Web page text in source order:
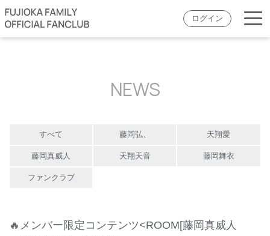
ログイン
NEWS
すべて 藤岡弘、 天翔愛
藤岡真威人 天翔天音 藤岡舞衣
ファンクラブ
🔥メンバー限定コンテンツ<ROOM[藤岡真威人